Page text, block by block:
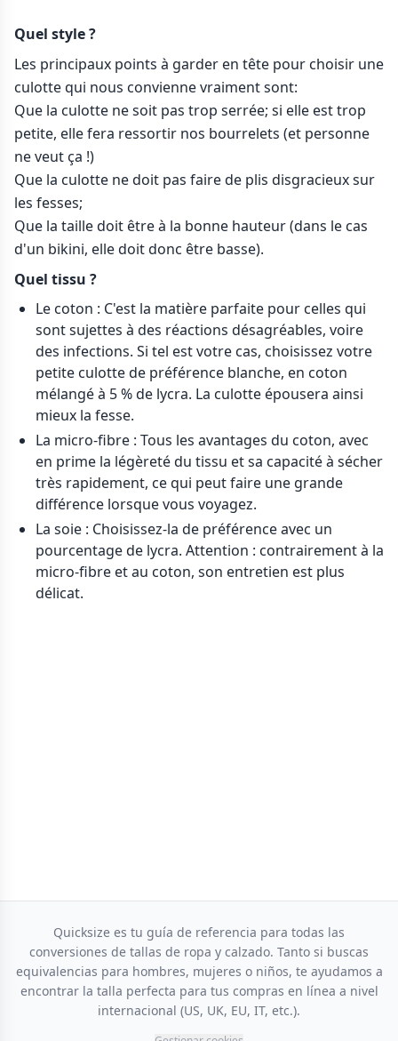
Quel style ?
Les principaux points à garder en tête pour choisir une
culotte qui nous convienne vraiment sont:
Que la culotte ne soit pas trop serrée; si elle est trop
petite, elle fera ressortir nos bourrelets (et personne
ne veut ça !)
Que la culotte ne doit pas faire de plis disgracieux sur
les fesses;
Que la taille doit être à la bonne hauteur (dans le cas
d'un bikini, elle doit donc être basse).
Quel tissu ?
Le coton : C'est la matière parfaite pour celles qui
sont sujettes à des réactions désagréables, voire
des infections. Si tel est votre cas, choisissez votre
petite culotte de préférence blanche, en coton
mélangé à 5 % de lycra. La culotte épousera ainsi
mieux la fesse.
La micro-fibre : Tous les avantages du coton, avec
en prime la légèreté du tissu et sa capacité à sécher
très rapidement, ce qui peut faire une grande
différence lorsque vous voyagez.
La soie : Choisissez-la de préférence avec un
pourcentage de lycra. Attention : contrairement à la
micro-fibre et au coton, son entretien est plus
délicat.
Quicksize es tu guía de referencia para todas las
conversiones de tallas de ropa y calzado. Tanto si buscas
equivalencias para hombres, mujeres o niños, te ayudamos a
encontrar la talla perfecta para tus compras en línea a nivel
internacional (US, UK, EU, IT, etc.).